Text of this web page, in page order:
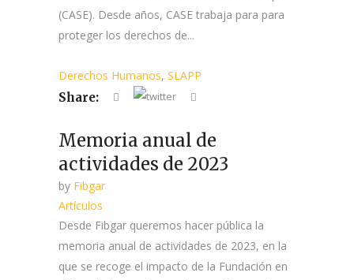
(CASE). Desde años, CASE trabaja para para
proteger los derechos de...
Derechos Humanos, SLAPP
Share:
Memoria anual de
actividades de 2023
by Fibgar
Artículos
Desde Fibgar queremos hacer pública la
memoria anual de actividades de 2023, en la
que se recoge el impacto de la Fundación en